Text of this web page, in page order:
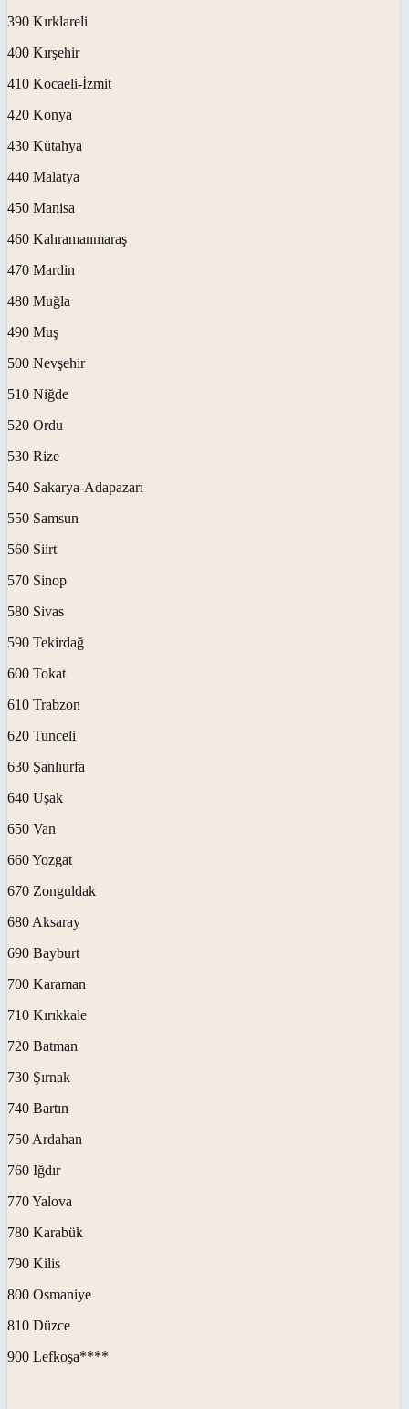
390 Kırklareli
400 Kırşehir
410 Kocaeli-İzmit
420 Konya
430 Kütahya
440 Malatya
450 Manisa
460 Kahramanmaraş
470 Mardin
480 Muğla
490 Muş
500 Nevşehir
510 Niğde
520 Ordu
530 Rize
540 Sakarya-Adapazarı
550 Samsun
560 Siirt
570 Sinop
580 Sivas
590 Tekirdağ
600 Tokat
610 Trabzon
620 Tunceli
630 Şanlıurfa
640 Uşak
650 Van
660 Yozgat
670 Zonguldak
680 Aksaray
690 Bayburt
700 Karaman
710 Kırıkkale
720 Batman
730 Şırnak
740 Bartın
750 Ardahan
760 Iğdır
770 Yalova
780 Karabük
790 Kilis
800 Osmaniye
810 Düzce
900 Lefkoşa****